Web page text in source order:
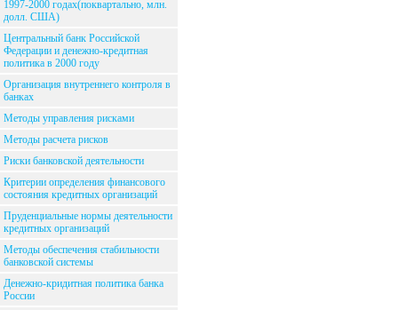
1997-2000 годах(поквартально, млн.
долл. США)
Центральный банк Российской
Федерации и денежно-кредитная
политика в 2000 году
Организация внутреннего контроля в
банках
Методы управления рисками
Методы расчета рисков
Риски банковской деятельности
Критерии определения финансового
состояния кредитных организаций
Пруденциальные нормы деятельности
кредитных организаций
Методы обеспечения стабильности
банковской системы
Денежно-кридитная политика банка
России